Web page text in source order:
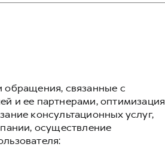
обращения, связанные с
и ее партнерами, оптимизация
консультационных услуг,
осуществление